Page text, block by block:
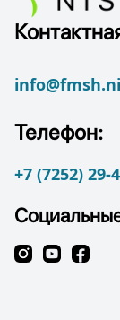
Телефон:
+7 (7252) 29-